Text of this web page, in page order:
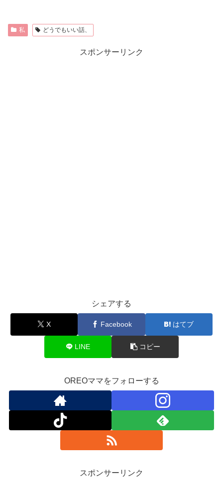
私 どうでもいい話、
スポンサーリンク
シェアする
X Facebook はてブ
LINE コピー
OREOママをフォローする
スポンサーリンク